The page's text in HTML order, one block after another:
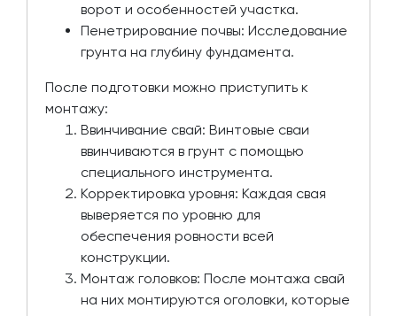
ворот и особенностей участка.
Пенетрирование почвы: Исследование
грунта на глубину фундамента.
После подготовки можно приступить к
монтажу:
Ввинчивание свай: Винтовые сваи
ввинчиваются в грунт с помощью
специального инструмента.
Корректировка уровня: Каждая свая
выверяется по уровню для
обеспечения ровности всей
конструкции.
Монтаж головков: После монтажа свай
на них монтируются оголовки, которые